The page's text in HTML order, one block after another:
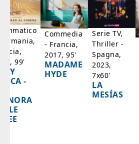
99'
-
Commedia
- Francia,
2017, 95'
MADAME
HYDE
Serie TV,
Thriller -
Spagna,
2023,
7x60'
LA
MESÍAS